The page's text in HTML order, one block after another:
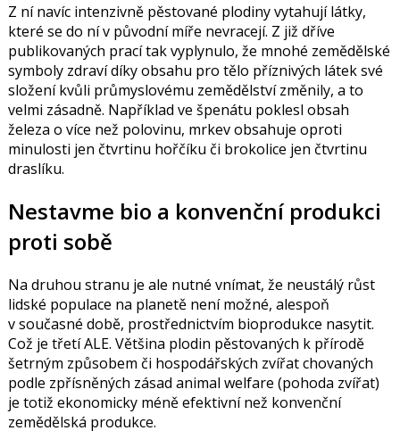
Z ní navíc intenzivně pěstované plodiny vytahují látky,
které se do ní v původní míře nevracejí. Z již dříve
publikovaných prací tak vyplynulo, že mnohé zemědělské
symboly zdraví díky obsahu pro tělo příznivých látek své
složení kvůli průmyslovému zemědělství změnily, a to
velmi zásadně. Například ve špenátu poklesl obsah
železa o více než polovinu, mrkev obsahuje oproti
minulosti jen čtvrtinu hořčíku či brokolice jen čtvrtinu
draslíku.
Nestavme bio a konvenční produkci
proti sobě
Na druhou stranu je ale nutné vnímat, že neustálý růst
lidské populace na planetě není možné, alespoň
v současné době, prostřednictvím bioprodukce nasytit.
Což je třetí ALE. Většina plodin pěstovaných k přírodě
šetrným způsobem či hospodářských zvířat chovaných
podle zpřísněných zásad animal welfare (pohoda zvířat)
je totiž ekonomicky méně efektivní než konvenční
zemědělská produkce.